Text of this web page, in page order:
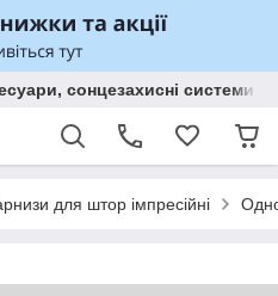
сонцезахисні
для штор імпресійні